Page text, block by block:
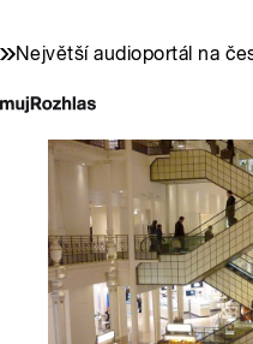
Největší audioportál na